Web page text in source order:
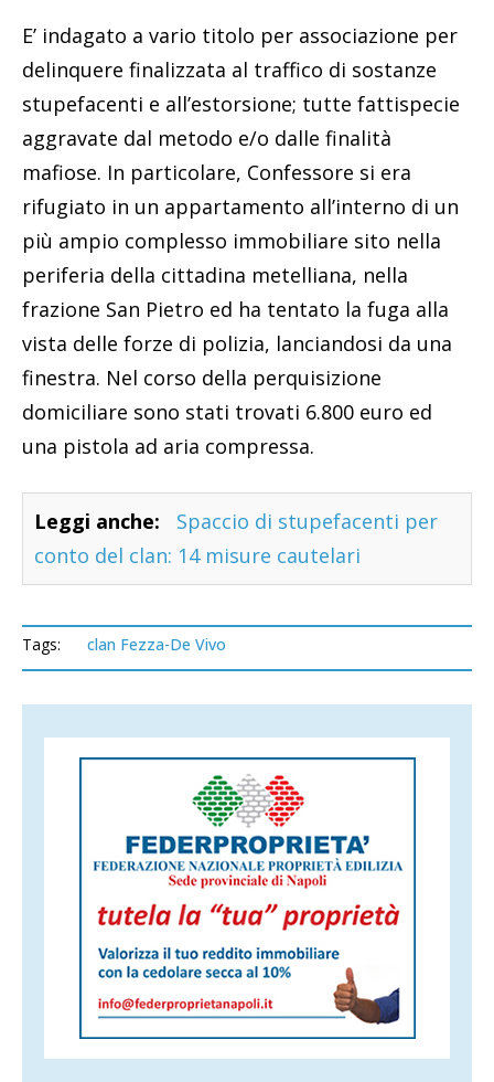
E’ indagato a vario titolo per associazione per
delinquere finalizzata al traffico di sostanze
stupefacenti e all’estorsione; tutte fattispecie
aggravate dal metodo e/o dalle finalità
mafiose. In particolare, Confessore si era
rifugiato in un appartamento all’interno di un
più ampio complesso immobiliare sito nella
periferia della cittadina metelliana, nella
frazione San Pietro ed ha tentato la fuga alla
vista delle forze di polizia, lanciandosi da una
finestra. Nel corso della perquisizione
domiciliare sono stati trovati 6.800 euro ed
una pistola ad aria compressa.
Leggi anche:
Spaccio di stupefacenti per
conto del clan: 14 misure cautelari
Tags: clan Fezza-De Vivo